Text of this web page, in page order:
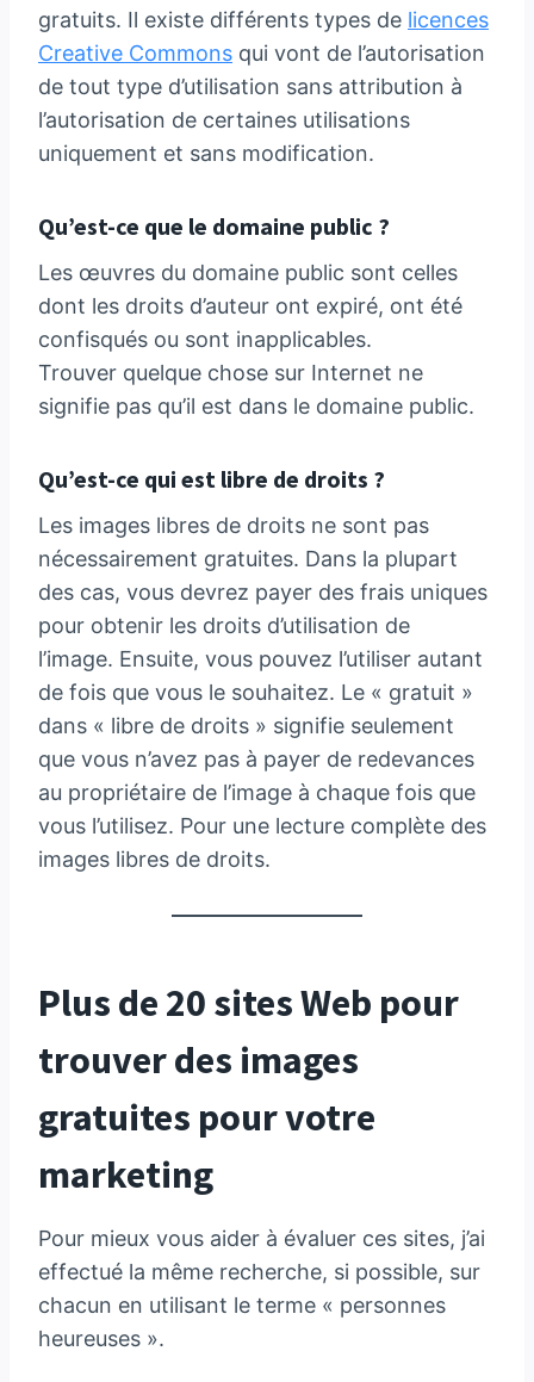
gratuits. Il existe différents types de licences
Creative Commons qui vont de l’autorisation
de tout type d’utilisation sans attribution à
l’autorisation de certaines utilisations
uniquement et sans modification.
Qu’est-ce que le domaine public ?
Les œuvres du domaine public sont celles
dont les droits d’auteur ont expiré, ont été
confisqués ou sont inapplicables.
Trouver quelque chose sur Internet ne
signifie pas qu’il est dans le domaine public.
Qu’est-ce qui est libre de droits ?
Les images libres de droits ne sont pas
nécessairement gratuites. Dans la plupart
des cas, vous devrez payer des frais uniques
pour obtenir les droits d’utilisation de
l’image. Ensuite, vous pouvez l’utiliser autant
de fois que vous le souhaitez. Le « gratuit »
dans « libre de droits » signifie seulement
que vous n’avez pas à payer de redevances
au propriétaire de l’image à chaque fois que
vous l’utilisez. Pour une lecture complète des
images libres de droits.
Plus de 20 sites Web pour
trouver des images
gratuites pour votre
marketing
Pour mieux vous aider à évaluer ces sites, j’ai
effectué la même recherche, si possible, sur
chacun en utilisant le terme « personnes
heureuses ».